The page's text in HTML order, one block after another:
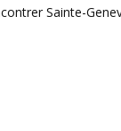
Sainte-